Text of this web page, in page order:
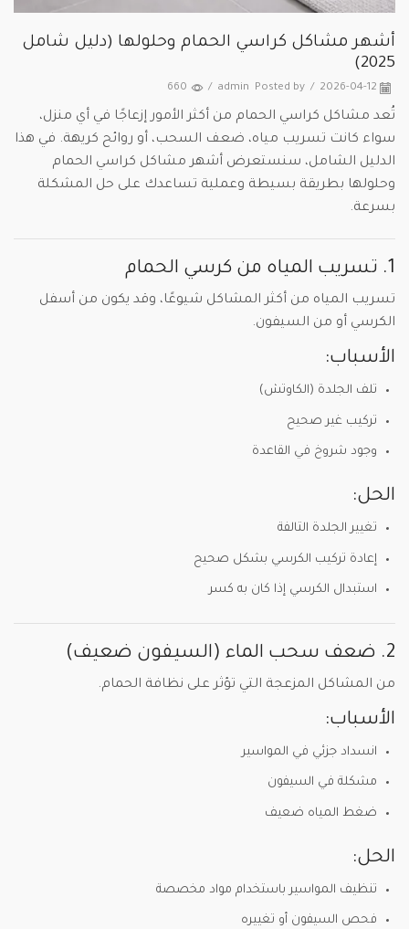
أشهر مشاكل كراسي الحمام وحلولها (دليل شامل
2025)
/
Posted by
admin
/
660
تُعد مشاكل كراسي الحمام من أكثر الأمور إزعاجًا في أي منزل،
سواء كانت تسريب مياه، ضعف السحب، أو روائح كريهة. في هذا
الدليل الشامل، سنستعرض أشهر مشاكل كراسي الحمام
وحلولها بطريقة بسيطة وعملية تساعدك على حل المشكلة
بسرعة.
1. تسريب المياه من كرسي الحمام
تسريب المياه من أكثر المشاكل شيوعًا، وقد يكون من أسفل
الكرسي أو من السيفون.
الأسباب:
تلف الجلدة (الكاوتش)
تركيب غير صحيح
وجود شروخ في القاعدة
الحل:
تغيير الجلدة التالفة
إعادة تركيب الكرسي بشكل صحيح
استبدال الكرسي إذا كان به كسر
2. ضعف سحب الماء (السيفون ضعيف)
من المشاكل المزعجة التي تؤثر على نظافة الحمام.
الأسباب:
انسداد جزئي في المواسير
مشكلة في السيفون
ضغط المياه ضعيف
الحل:
تنظيف المواسير باستخدام مواد مخصصة
فحص السيفون أو تغييره